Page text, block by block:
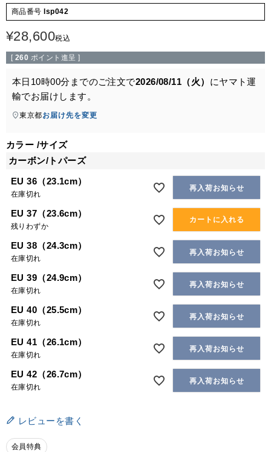
商品番号 lsp042
¥28,600税込
[ 260 ポイント進呈 ]
本日 10時00分 までのご注文で2026/08/11（火） にヤマト運
輸でお届けします。
東京都お届け先を変更
カラー サイズ
カーボン/トパーズ
EU 36（23.1cm）
在庫切れ
再入荷お知らせ
EU 37（23.6cm）
残りわずか
カートに入れる
EU 38（24.3cm）
在庫切れ
再入荷お知らせ
EU 39（24.9cm）
在庫切れ
再入荷お知らせ
EU 40（25.5cm）
在庫切れ
再入荷お知らせ
EU 41（26.1cm）
在庫切れ
再入荷お知らせ
EU 42（26.7cm）
在庫切れ
再入荷お知らせ
レビューを書く
会員特典